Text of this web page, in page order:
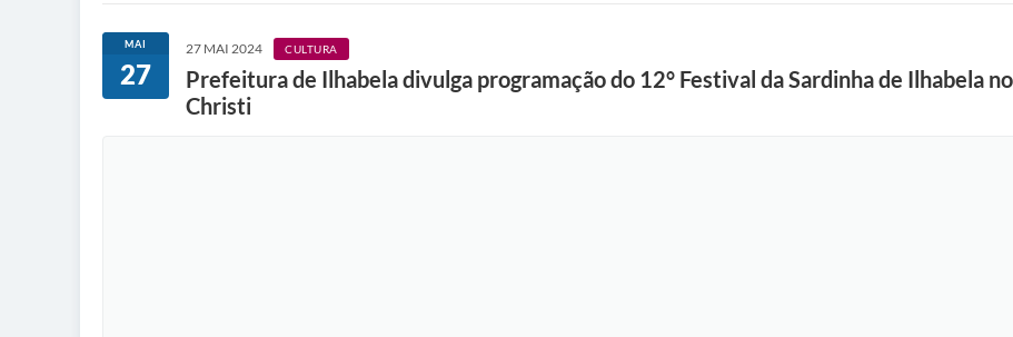
MAI
27
27 MAI 2024 CULTURA
Prefeitura de Ilhabela divulga programação do 12° Festival da Sardinha de Ilhabela
Christi